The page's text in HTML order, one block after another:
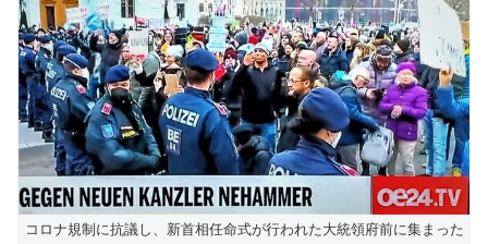
コロナ規制に抗議し、新首相任命式が行われた大統領府前に集まった